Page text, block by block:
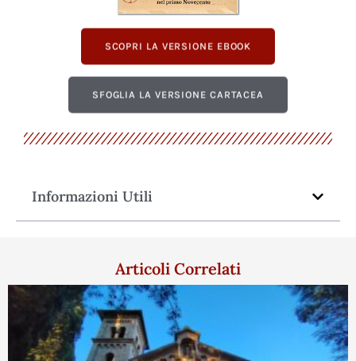
SCOPRI LA VERSIONE EBOOK
SFOGLIA LA VERSIONE CARTACEA
Informazioni Utili
Articoli Correlati